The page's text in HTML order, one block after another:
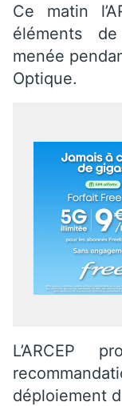
Ce matin
éléments
menée
Optique.
L’ARCEP
déploiement